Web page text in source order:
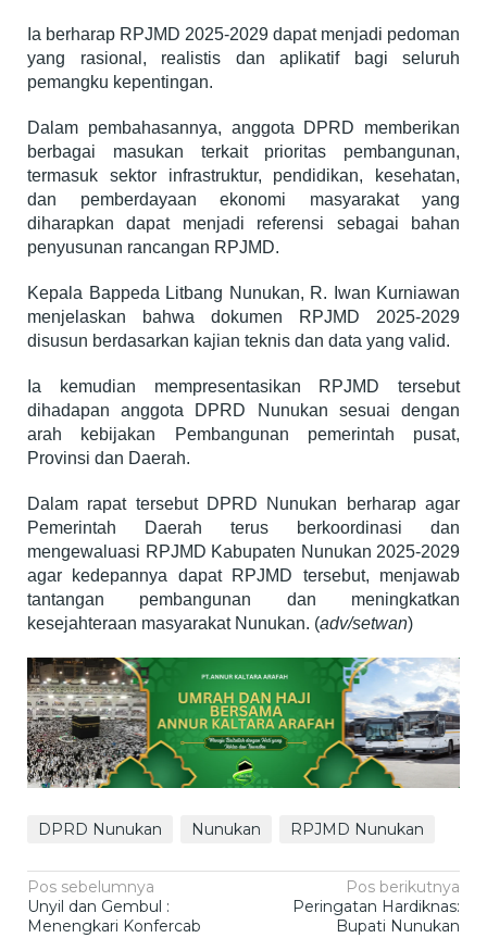
Ia berharap RPJMD 2025-2029 dapat menjadi pedoman
yang rasional, realistis dan aplikatif bagi seluruh
pemangku kepentingan.
Dalam pembahasannya, anggota DPRD memberikan
berbagai masukan terkait prioritas pembangunan,
termasuk sektor infrastruktur, pendidikan, kesehatan,
dan pemberdayaan ekonomi masyarakat yang
diharapkan dapat menjadi referensi sebagai bahan
penyusunan rancangan RPJMD.
Kepala Bappeda Litbang Nunukan, R. Iwan Kurniawan
menjelaskan bahwa dokumen RPJMD 2025-2029
disusun berdasarkan kajian teknis dan data yang valid.
Ia kemudian mempresentasikan RPJMD tersebut
dihadapan anggota DPRD Nunukan sesuai dengan
arah kebijakan Pembangunan pemerintah pusat,
Provinsi dan Daerah.
Dalam rapat tersebut DPRD Nunukan berharap agar
Pemerintah Daerah terus berkoordinasi dan
mengewaluasi RPJMD Kabupaten Nunukan 2025-2029
agar kedepannya dapat RPJMD tersebut, menjawab
tantangan pembangunan dan meningkatkan
kesejahteraan masyarakat Nunukan. (adv/setwan)
DPRD Nunukan Nunukan RPJMD Nunukan
Navigasi
pos
Pos sebelumnya
Unyil dan Gembul :
Menengkari Konfercab
Pos berikutnya
Peringatan Hardiknas:
Bupati Nunukan